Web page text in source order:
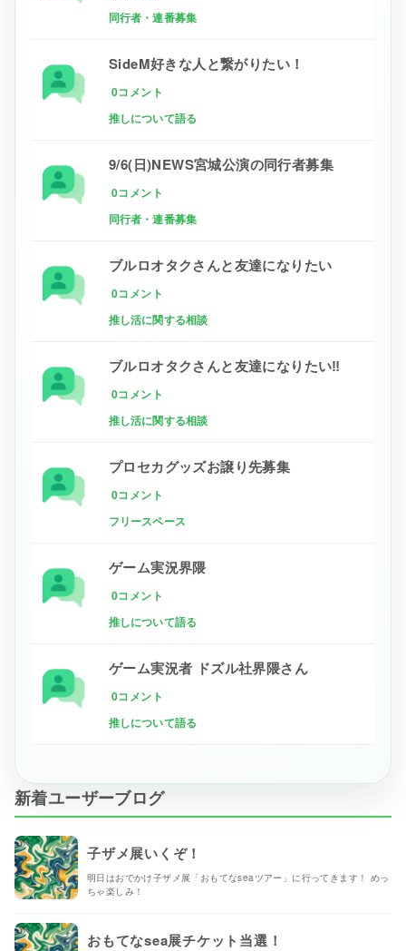
同行者・連番募集
SideM好きな人と繋がりたい！
0コメント
推しについて語る
9/6(日)NEWS宮城公演の同行者募集
0コメント
同行者・連番募集
ブルロオタクさんと友達になりたい
0コメント
推し活に関する相談
ブルロオタクさんと友達になりたい‼
0コメント
推し活に関する相談
プロセカグッズお譲り先募集
0コメント
フリースペース
ゲーム実況界隈
0コメント
推しについて語る
ゲーム実況者 ドズル社界隈さん
0コメント
推しについて語る
新着ユーザーブログ
子ザメ展いくぞ！
明日はおでかけ子ザメ展「おもてなseaツアー」に行ってきます！ めっ
ちゃ楽しみ！
おもてなsea展チケット当選！